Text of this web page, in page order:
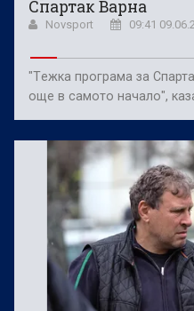
Спартак Варна
Novsport 09:41
"Tежка програма за
още в самото начало",